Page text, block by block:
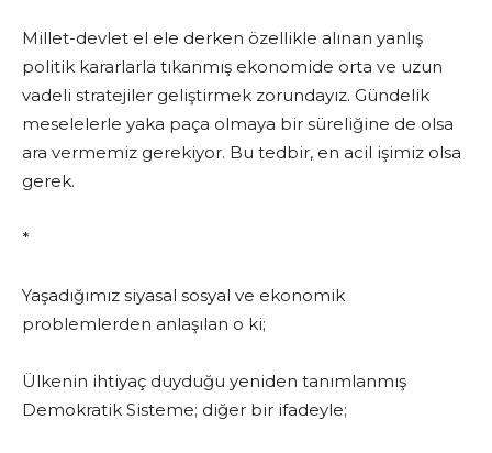
Millet-devlet el ele derken özellikle alınan yanlış
politik kararlarla tıkanmış ekonomide orta ve uzun
vadeli stratejiler geliştirmek zorundayız. Gündelik
meselelerle yaka paça olmaya bir süreliğine de olsa
ara vermemiz gerekiyor. Bu tedbir, en acil işimiz olsa
gerek.
*
Yaşadığımız siyasal sosyal ve ekonomik
problemlerden anlaşılan o ki;
Ülkenin ihtiyaç duyduğu yeniden tanımlanmış
Demokratik Sisteme; diğer bir ifadeyle;